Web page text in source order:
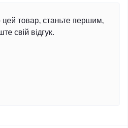
цей товар, станьте першим,
свій відгук.